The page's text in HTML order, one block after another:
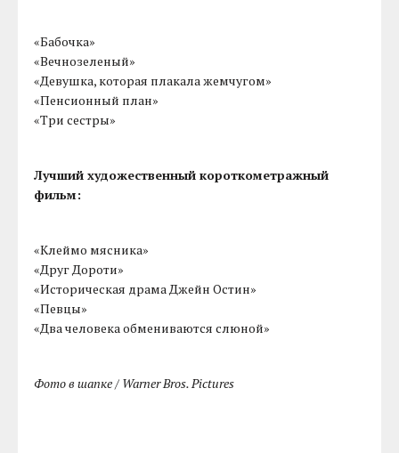
«Бабочка»
«Вечнозеленый»
«Девушка, которая плакала жемчугом»
«Пенсионный план»
«Три сестры»
Лучший художественный короткометражный
фильм:
«Клеймо мясника»
«Друг Дороти»
«Историческая драма Джейн Остин»
«Певцы»
«Два человека обмениваются слюной»
Фото в шапке / Warner Bros. Pictures